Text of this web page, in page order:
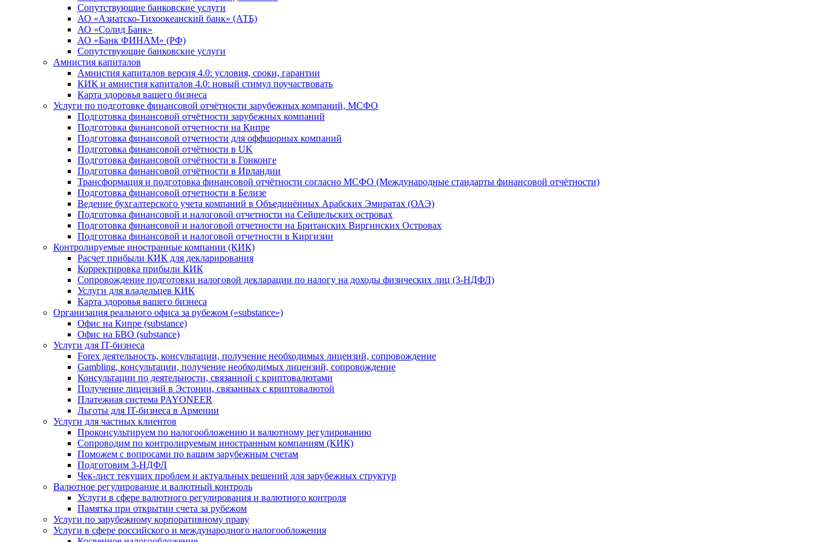
Сопутствующие банковские услуги
АО «Азиатско-Тихоокеанский банк» (АТБ)
АО «Солид Банк»
АО «Банк ФИНАМ» (РФ)
Сопутствующие банковские услуги
Амнистия капиталов
Амнистия капиталов версия 4.0: условия, сроки, гарантии
КИК и амнистия капиталов 4.0: новый стимул поучаствовать
Карта здоровья вашего бизнеса
Услуги по подготовке финансовой отчётности зарубежных компаний, МСФО
Подготовка финансовой отчётности зарубежных компаний
Подготовка финансовой отчетности на Кипре
Подготовка финансовой отчетности для оффшорных компаний
Подготовка финансовой отчётности в UK
Подготовка финансовой отчётности в Гонконге
Подготовка финансовой отчётности в Ирландии
Трансформация и подготовка финансовой отчётности согласно МСФО (Международные стандарты финансовой отчётности)
Подготовка финансовой отчетности в Белизе
Ведение бухгалтерского учета компаний в Объединённых Арабских Эмиратах (ОАЭ)
Подготовка финансовой и налоговой отчетности на Сейшельских островах
Подготовка финансовой и налоговой отчетности на Британских Виргинских Островах
Подготовка финансовой и налоговой отчетности в Киргизии
Контролируемые иностранные компании (КИК)
Расчет прибыли КИК для декларирования
Корректировка прибыли КИК
Сопровождение подготовки налоговой декларации по налогу на доходы физических лиц (3-НДФЛ)
Услуги для владельцев КИК
Карта здоровья вашего бизнеса
Организация реального офиса за рубежом («substance»)
Офис на Кипре (substance)
Офис на БВО (substance)
Услуги для IT-бизнеса
Forex деятельность, консультации, получение необходимых лицензий, сопровождение
Gambling, консультации, получение необходимых лицензий, сопровождение
Консультации по деятельности, связанной с криптовалютами
Получение лицензий в Эстонии, связанных с криптовалютой
Платежная система PAYONEER
Льготы для IT-бизнеса в Армении
Услуги для частных клиентов
Проконсультируем по налогообложению и валютному регулированию
Сопроводим по контролируемым иностранным компаниям (КИК)
Поможем с вопросами по вашим зарубежным счетам
Подготовим 3-НДФЛ
Чек-лист текущих проблем и актуальных решений для зарубежных структур
Валютное регулирование и валютный контроль
Услуги в сфере валютного регулирования и валютного контроля
Памятка при открытии счета за рубежом
Услуги по зарубежному корпоративному праву
Услуги в сфере российского и международного налогообложения